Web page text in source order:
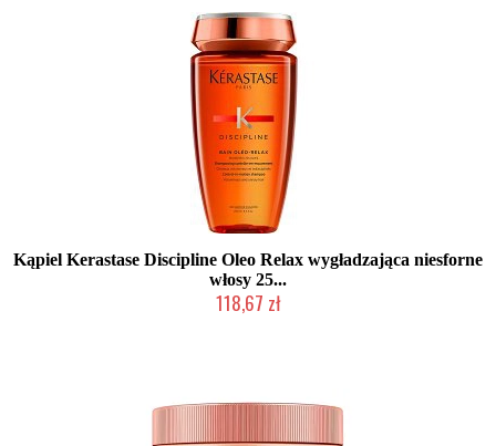
Kąpiel Kerastase Discipline Oleo Relax wygładzająca niesforne
włosy 25...
118,67 zł